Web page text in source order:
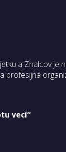
a Znalcov je
vecí“